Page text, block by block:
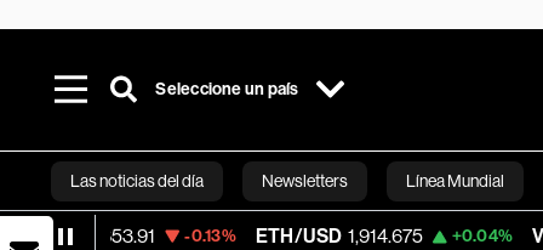
Seleccione un país
Las noticias del día Newsletters Línea Mundial
Bloomberg
-0.13% ETH/USD 1,914.675 +0.04% Visa 362.50